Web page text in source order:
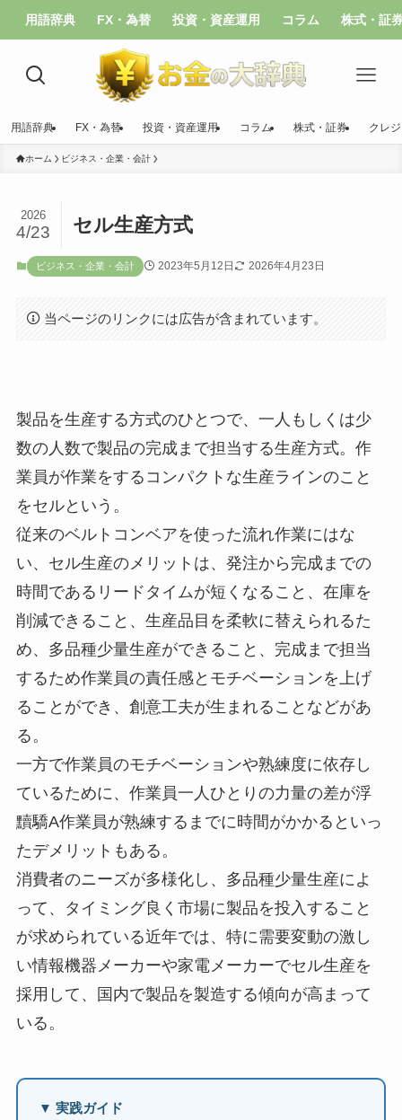
用語辞典 FX・為替 投資・資産運用 コラム 株式・証
用語辞典 FX・為替 投資・資産運用 コラム 株式・証券 クレ
ホーム ビジネス・企業・会計
セル生産方式
2026
4/23
ビジネス・企業・会計 2023年5月12日 2026年4月23日
当ページのリンクには広告が含まれています。
製品を生産する方式のひとつで、一人もしくは少
数の人数で製品の完成まで担当する生産方式。作
業員が作業をするコンパクトな生産ラインのこと
をセルという。
従来のベルトコンベアを使った流れ作業にはな
い、セル生産のメリットは、発注から完成までの
時間であるリードタイムが短くなること、在庫を
削減できること、生産品目を柔軟に替えられるた
め、多品種少量生産ができること、完成まで担当
するため作業員の責任感とモチベーションを上げ
ることができ、創意工夫が生まれることなどがあ
る。
一方で作業員のモチベーションや熟練度に依存し
ているために、作業員一人ひとりの力量の差が浮
黷驕A作業員が熟練するまでに時間がかかるといっ
たデメリットもある。
消費者のニーズが多様化し、多品種少量生産によ
って、タイミング良く市場に製品を投入すること
が求められている近年では、特に需要変動の激し
い情報機器メーカーや家電メーカーでセル生産を
採用して、国内で製品を製造する傾向が高まって
いる。
▼ 実践ガイド